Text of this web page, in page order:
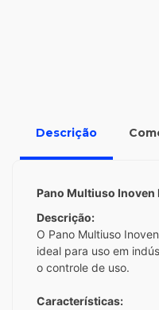
Descrição
Pano Multiuso
Descrição:
O Pano Multiuso
ideal para uso em
o controle de uso.
Características: